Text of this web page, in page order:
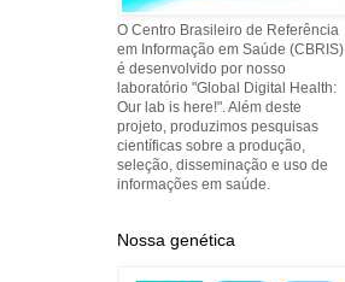
O Centro Brasileiro de Referência
em Informação em Saúde (CBRIS)
é desenvolvido por nosso
laboratório "Global Digital Health:
Our lab is here!". Além deste
projeto, produzimos pesquisas
científicas sobre a produção,
seleção, disseminação e uso de
informações em saúde.
Nossa genética